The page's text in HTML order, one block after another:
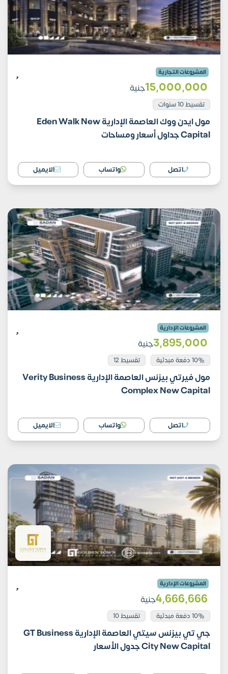
المشروعات التجارية
15٬000٬000جنية
تقسيط 10 سنوات
مول ايدن ووك العاصمة الإدارية Eden Walk New
Capital جداول أسعار ومساحات
اتصل واتساب الايميل
المشروعات الإدارية
3٬895٬000جنية
10% دفعة مبدئية تقسيط 12
مول فيرتي بيزنس العاصمة الإدارية Verity Business
Complex New Capital
اتصل واتساب الايميل
المشروعات الإدارية
4٬666٬666جنية
10% دفعة مبدئية تقسيط 10
جي تي بيزنس سيتي العاصمة الإدارية GT Business
City New Capital جدول الأسعار